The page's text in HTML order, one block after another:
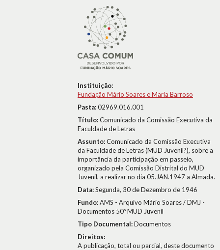
Instituição:
Fundação Mário Soares e Maria Barroso
Pasta:02969.016.001
Título:Comunicado da Comissão Executiva da
Faculdade de Letras
Assunto:Comunicado da Comissão Executiva
da Faculdade de Letras (MUD Juvenil?), sobre a
importância da participação em passeio,
organizado pela Comissão Distrital do MUD
Juvenil, a realizar no dia 05.JAN.1947 a Almada.
Data:Segunda, 30 de Dezembro de 1946
Fundo:AMS - Arquivo Mário Soares / DMJ -
Documentos 50º MUD Juvenil
Tipo Documental:Documentos
Direitos:
A publicação, total ou parcial, deste documento